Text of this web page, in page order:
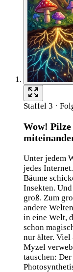
Staffel 3 ·
Wow!
Unter jedem
jedes
Bäume
Insekten.
groß. Zum
andere
in eine Welt,
schon
nur älter. Viel
Myzel
tauschen: